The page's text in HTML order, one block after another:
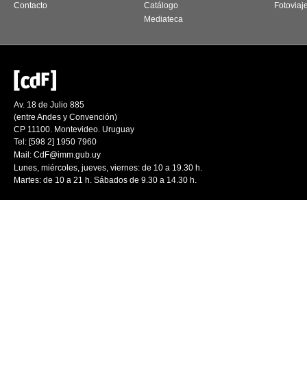
Contacto
Catálogo
Mediateca
Av. 18 de Julio 885
(entre Andes y Convención)
CP 11100. Montevideo. Uruguay
Tel: [598 2] 1950 7960
Mail: CdF@imm.gub.uy
Lunes, miércoles, jueves, viernes: de 10 a 19.30 h.
Martes: de 10 a 21 h. Sábados de 9.30 a 14.30 h.